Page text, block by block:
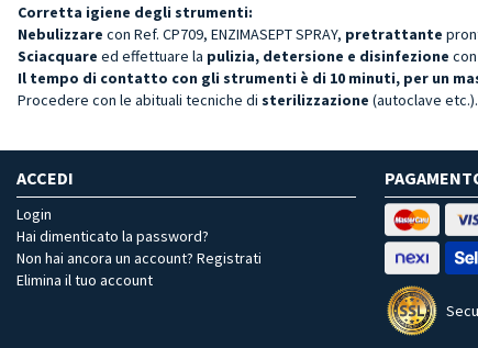
Corretta igiene degli strumenti:
Nebulizzare con Ref. CP709, ENZIMASEPT SPRAY, pretrattante
Sciacquare ed effettuare la pulizia, detersione e disinfezione
Il tempo di contatto con gli strumenti è di 10 minuti, per un
Procedere con le abituali tecniche di sterilizzazione (autoclave etc.).
ACCEDI
Login
Hai dimenticato la password?
Non hai ancora un account? Registrati
Elimina il tuo account